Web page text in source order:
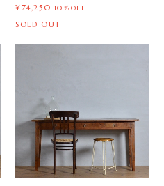
¥74,250 10%OFF
SOLD OUT